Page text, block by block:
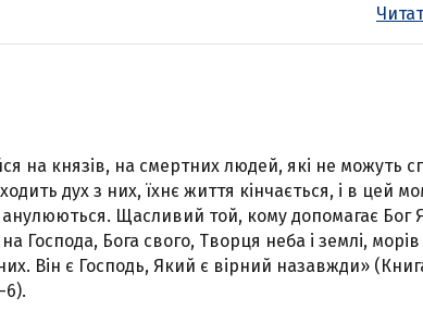
на князів, на смертних людей, які не можуть
дух з них, їхнє життя кінчається, і в цей
анулюються. Щасливий той, кому допомагає Бог
Господа, Бога свого, Творця неба і землі, морів
Він є Господь, Який є вірний назавжди»